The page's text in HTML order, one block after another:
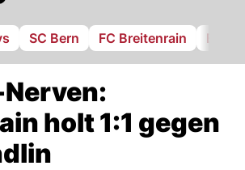
SC Bern FC Breitenrain BSV
holt 1:1 gegen